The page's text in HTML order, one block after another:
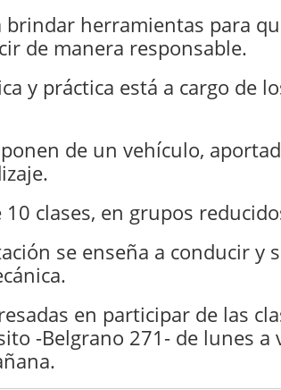
brindar herramientas para
de manera responsable.
y práctica está a cargo de
de un vehículo,
10 clases, en grupos
se enseña a conducir y
en participar de las
-Belgrano 271- de lunes